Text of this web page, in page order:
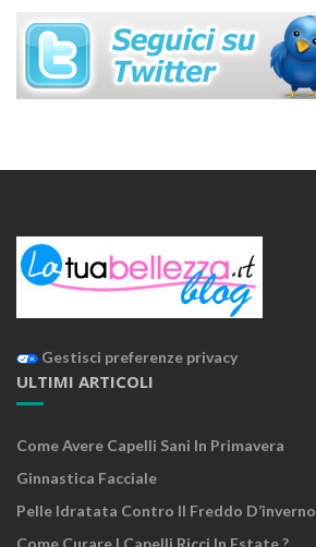
Gestisci preferenze privacy
ULTIMI ARTICOLI
Come Avere Capelli Sani In Primavera
Ginnastica Facciale
Pelle Idratata Contro Il Freddo D’inverno